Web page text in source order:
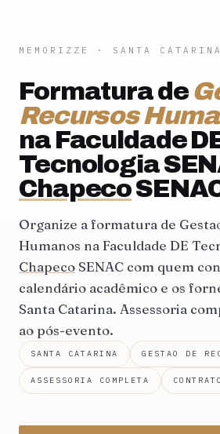
MEMORIZZE · SANTA CATARINA
Formatura de
Recursos
na Faculdade
Tecnologia
Chapeco
Organize a formatura de
Humanos na Faculdade DE
Chapeco SENAC com quem
calendário acadêmico e os
Santa Catarina. Assessoria
ao pós-evento.
SANTA CATARINA GESTAO DE
ASSESSORIA COMPLETA